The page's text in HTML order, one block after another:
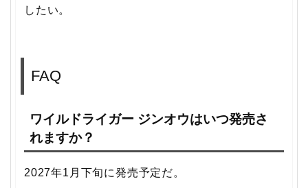
したい。
FAQ
ワイルドライガー ジンオウはいつ発売さ
れますか？
2027年1月下旬に発売予定だ。